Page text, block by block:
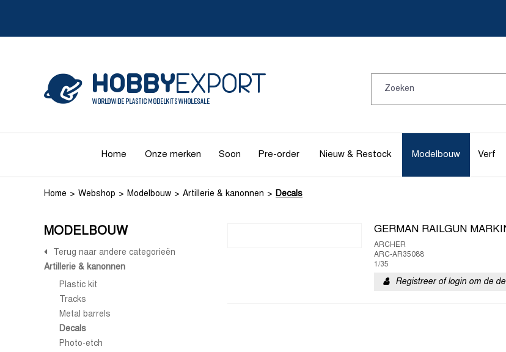
Home Onze merken Soon Pre-order Nieuw & Restock Modelbouw Verf
Home Webshop Modelbouw Artillerie & kanonnen Decals
MODELBOUW
Terug naar andere categorieën
Artillerie & kanonnen
Plastic kit
Tracks
Metal barrels
Decals
Photo-etch
GERMAN RAILGUN
ARCHER
ARC-AR35088
1/35
Registreer of login om de